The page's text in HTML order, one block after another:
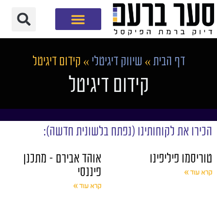
דף הבית » שיווק דיגיטלי » קידום דיגיטל
קידום דיגיטל
הכירו את לקוחותינו (נפתח בלשונית חדשה):
טוריסמו פיליפינו
קרא עוד »
אוהד אבירם – מתכנן
פיננסי
קרא עוד »